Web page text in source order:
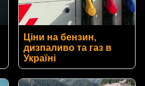
Ціни на бензин,
дизпаливо та газ в
Україні